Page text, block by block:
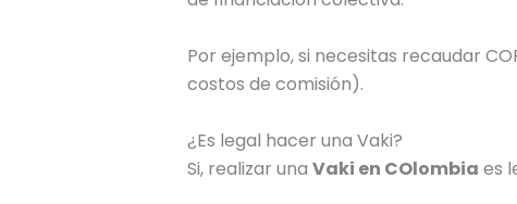
Por ejemplo, si necesitas recaudar
costos de comisión).
¿Es legal hacer una Vaki?
Si, realizar una Vaki en COlombia es